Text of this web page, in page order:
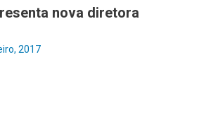
nova diretora
2017